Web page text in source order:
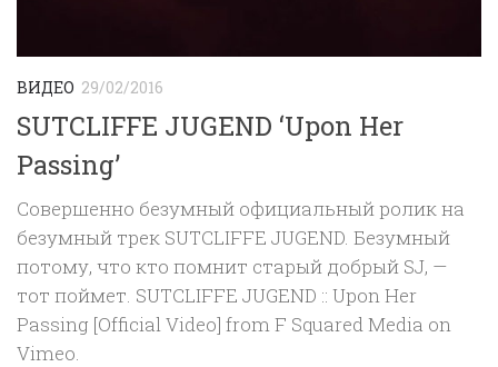
ВИДЕО 29/02/2016
SUTCLIFFE JUGEND ‘Upon Her
Passing’
Совершенно безумный официальный ролик на
безумный трек SUTCLIFFE JUGEND. Безумный
потому, что кто помнит старый добрый SJ, —
тот поймет. SUTCLIFFE JUGEND :: Upon Her
Passing [Official Video] from F Squared Media on
Vimeo.